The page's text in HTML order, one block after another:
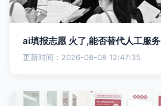
ai填报志愿 火了,能否替代人工服务
更新时间：2026-08-08 12:47:35